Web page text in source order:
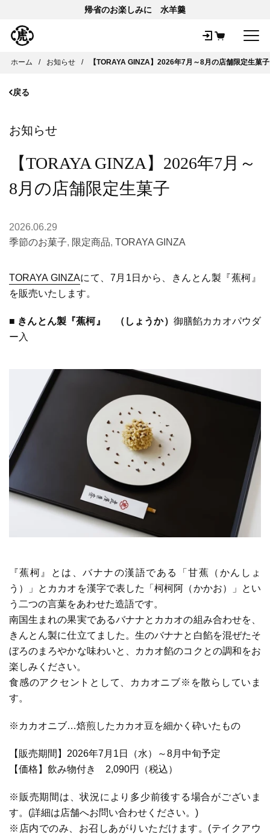
帰省のお楽しみに 水羊羹
ホーム お知らせ 【TORAYA GINZA】2026年7月～8月の店舗限定生菓子
戻る
お知らせ
【TORAYA GINZA】2026年7月～
8月の店舗限定生菓子
2026.06.29
季節のお菓子, 限定商品, TORAYA GINZA
TORAYA GINZAにて、7月1日から、きんとん製『蕉柯』
を販売いたします。
■ きんとん製 『蕉柯』 （しょうか） 御膳餡カカオパウダ
ー入
『蕉柯』とは、バナナの漢語である「甘蕉（かんしょ
う）」とカカオを漢字で表した「柯柯阿（かかお）」とい
う二つの言葉をあわせた造語です。
南国生まれの果実であるバナナとカカオの組み合わせを、
きんとん製に仕立てました。生のバナナと白餡を混ぜたそ
ぼろのまろやかな味わいと、カカオ餡のコクとの調和をお
楽しみください。
食感のアクセントとして、カカオニブ※を散らしていま
す。
※ カカオニブ…焙煎したカカオ豆を細かく砕いたもの
【販売期間】2026年7月1日（水）～8月中旬予定
【価格】飲み物付き 2,090円（税込）
※販売期間は、状況により多少前後する場合がございま
す。(詳細は店舗へお問い合わせください。)
※店内でのみ、お召しあがりいただけます。(テイクアウ